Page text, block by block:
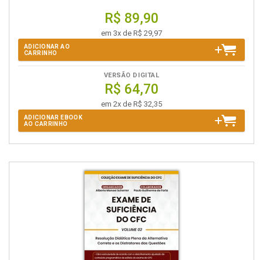
R$ 89,90
em 3x de R$ 29,97
ADICIONAR AO
CARRINHO
VERSÃO DIGITAL
R$ 64,70
em 2x de R$ 32,35
ADICIONAR EBOOK
AO CARRINHO